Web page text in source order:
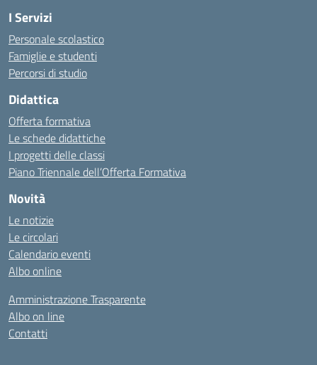
I Servizi
Personale scolastico
Famiglie e studenti
Percorsi di studio
Didattica
Offerta formativa
Le schede didattiche
I progetti delle classi
Piano Triennale dell’Offerta Formativa
Novità
Le notizie
Le circolari
Calendario eventi
Albo online
Amministrazione Trasparente
Albo on line
Contatti